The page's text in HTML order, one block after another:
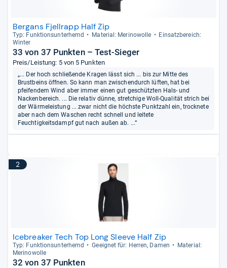
Bergans Fjellrapp Half Zip
Typ: Funk­ti­ons­un­ter­hemd Mate­rial: Meri­no­wolle
Ein­satz­be­reich:
Win­ter
33 von 37 Punkten – Test-Sieger
Preis/Leistung: 5 von 5 Punkten
„... Der hoch schließende Kragen lässt sich ... bis zur Mitte des
Brustbeins öffnen. So kann man zwischendurch lüften, hat bei
pfeifendem Wind aber immer einen gut geschützten Hals- und
Nackenbereich. ... Die relativ dünne, stretchige Woll-Qualität strich bei
der Wärmeleistung ... zwar nicht die höchste Punktzahl ein, trocknete
aber nach dem Waschen recht schnell und leitete
Feuchtigkeitsdampf gut nach außen ab. ...“
2
Icebreaker Tech Top Long Sleeve Half Zip
Typ: Funk­ti­ons­un­ter­hemd Geeig­net für: Her­ren, Damen
Mate­rial:
Meri­no­wolle
32 von 37 Punkten